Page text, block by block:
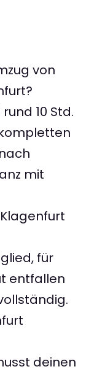
von
10 Std.
mit
für
entfallen
deinen